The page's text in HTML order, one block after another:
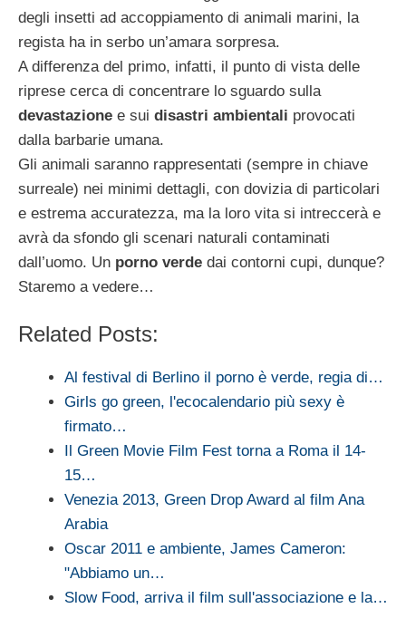
degli insetti ad accoppiamento di animali marini, la
regista ha in serbo un’amara sorpresa.
A differenza del primo, infatti, il punto di vista delle
riprese cerca di concentrare lo sguardo sulla
devastazione e sui disastri ambientali provocati
dalla barbarie umana.
Gli animali saranno rappresentati (sempre in chiave
surreale) nei minimi dettagli, con dovizia di particolari
e estrema accuratezza, ma la loro vita si intreccerà e
avrà da sfondo gli scenari naturali contaminati
dall’uomo. Un porno verde dai contorni cupi, dunque?
Staremo a vedere…
Related Posts:
Al festival di Berlino il porno è verde, regia di…
Girls go green, l'ecocalendario più sexy è
firmato…
Il Green Movie Film Fest torna a Roma il 14-
15…
Venezia 2013, Green Drop Award al film Ana
Arabia
Oscar 2011 e ambiente, James Cameron:
"Abbiamo un…
Slow Food, arriva il film sull'associazione e la…